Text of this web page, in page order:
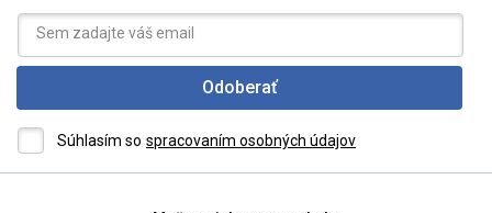
Odoberať
Súhlasím so spracovaním osobných údajov